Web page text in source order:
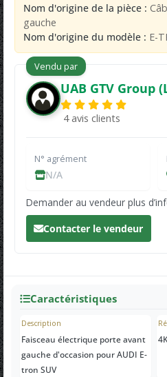
Nom d'origine de la pièce :
gauche
Nom d'origine du modèle : E-
Vendu par
UAB GTV Group
4 avis clients
N° agrément
N/A
Demander au vendeur plus
Contacter le vendeur
Caractéristiques
Description
Faisceau électrique porte avant
gauche d'occasion pour AUDI E-
tron SUV